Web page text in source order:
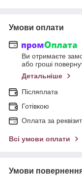
Умови оплати
Ви отримаєте
або гроші
Детальніше
Післяплата
Готівкою
Оплата за
Всі умови оплати
Умови